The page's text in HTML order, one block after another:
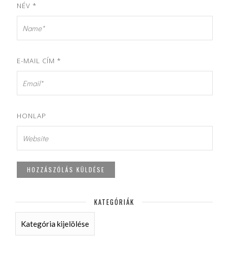
NÉV *
E-MAIL CÍM *
HONLAP
KATEGÓRIÁK
KATEGÓRIÁK